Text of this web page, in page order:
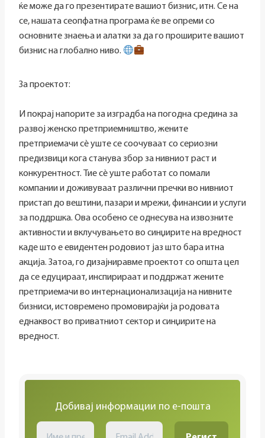
ќе може да го презентирате вашиот бизнис, итн. Се на
се, нашата сеопфатна програма ќе ве опреми со
основните знаења и алатки за да го проширите вашиот
бизнис на глобално ниво.
За проектот:
И покрај напорите за изградба на погодна средина за
развој женско претприемништво, жените
претприемачи сè уште се соочуваат со сериозни
предизвици кога станува збор за нивниот раст и
конкурентност. Тие сè уште работат со помали
компании и доживуваат различни пречки во нивниот
пристап до вештини, пазари и мрежи, финансии и услуги
за поддршка. Ова особено се однесува на извозните
активности и вклучувањето во синџирите на вредност
каде што е евидентен родовиот јаз што бара итна
акција. Затоа, го дизајниравме проектот со општа цел
да се едуцираат, инспирираат и поддржат жените
претприемачи во интернационализација на нивните
бизниси, истовремено промовирајќи ја родовата
еднаквост во приватниот сектор и синџирите на
вредност.
Добивај информации по е-пошта